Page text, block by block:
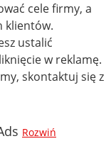
cele firmy, a
klientów.
ustalić
w reklamę.
skontaktuj się z
Rozwiń